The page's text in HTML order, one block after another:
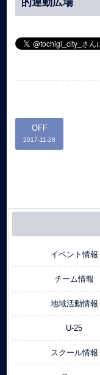
OFF
2017-11-28
イベント情報
チーム情報
地域活動情報
U-25
スクール情報